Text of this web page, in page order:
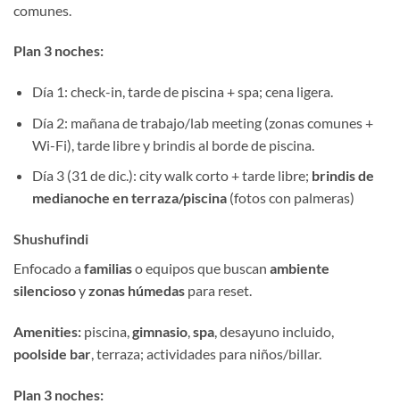
comunes.
Plan 3 noches:
Día 1: check-in, tarde de piscina + spa; cena ligera.
Día 2: mañana de trabajo/lab meeting (zonas comunes +
Wi-Fi), tarde libre y brindis al borde de piscina.
Día 3 (31 de dic.): city walk corto + tarde libre; brindis de
medianoche en terraza/piscina(fotos con palmeras)
Shushufindi
Enfocado a familiaso equipos que buscan ambiente
silenciosoyzonas húmedas para reset.
Amenities: piscina,gimnasio,spa, desayuno incluido,
poolside bar, terraza; actividades para niños/billar.
Plan 3 noches: